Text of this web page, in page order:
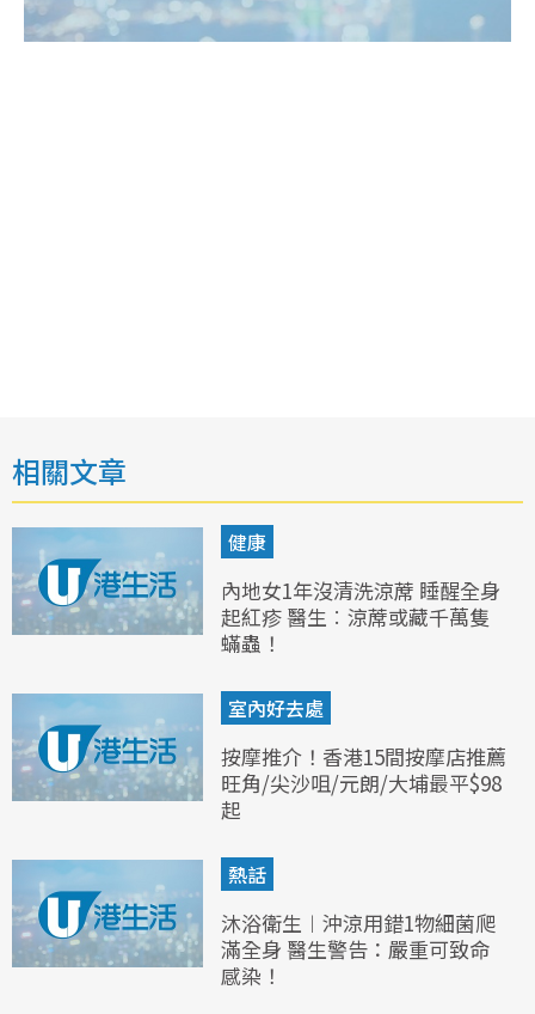
相關文章
健康
內地女1年沒清洗涼蓆 睡醒全身
起紅疹 醫生︰涼蓆或藏千萬隻
蟎蟲！
室內好去處
按摩推介！香港15間按摩店推薦
旺角/尖沙咀/元朗/大埔最平$98
起
熱話
沐浴衛生︱沖涼用錯1物細菌爬
滿全身 醫生警告：嚴重可致命
感染！